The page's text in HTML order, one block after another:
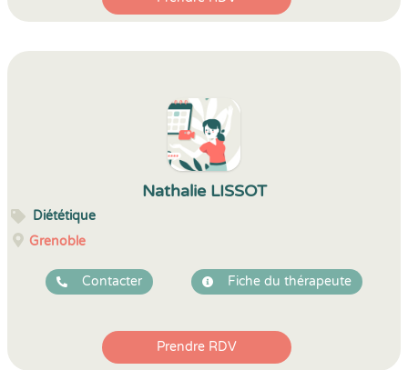
Nathalie LISSOT
Diététique
Grenoble
Contacter Fiche du thérapeute
Prendre RDV